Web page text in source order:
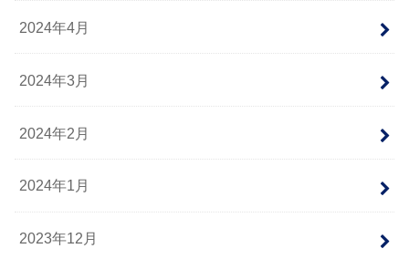
2024年4月
2024年3月
2024年2月
2024年1月
2023年12月